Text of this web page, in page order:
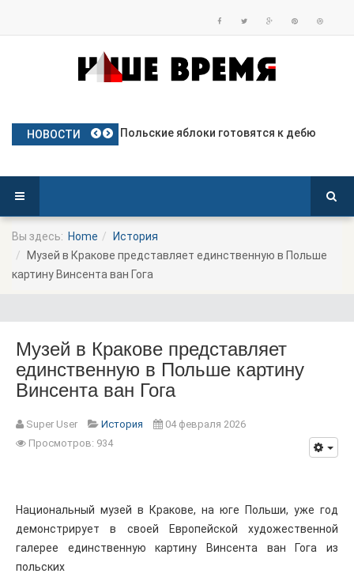
НОВОСТИ Частое использование права вето
Польские яблоки готовятся к дебю
Посол Украины в Польше готовится
Польша опережает Германию по тем
Польша депортирует колумбийца, о
Вы здесь: Home
История
Музей в Кракове представляет единственную в Польше
картину Винсента ван Гога
Музей в Кракове представляет
единственную в Польше картину
Винсента ван Гога
Super User История
04 февраля 2026
Просмотров: 934
Национальный музей в Кракове, на юге Польши, уже год
демонстрирует в своей Европейской художественной
галерее единственную картину Винсента ван Гога из
польских